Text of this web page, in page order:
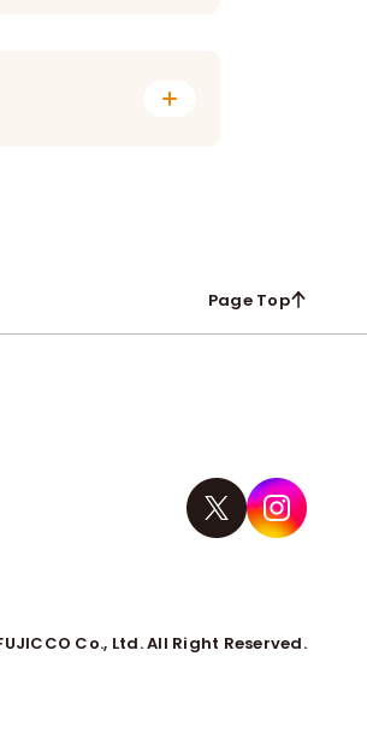
Page Top
Co., Ltd. All Right Reserved.